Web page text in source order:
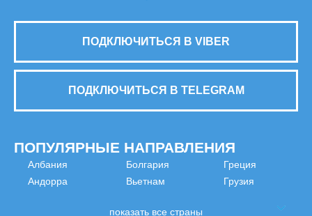
ПОДКЛЮЧИТЬСЯ В VIBER
ПОДКЛЮЧИТЬСЯ В TELEGRAM
ПОПУЛЯРНЫЕ НАПРАВЛЕНИЯ
Албания
Андорра
Болгария
Вьетнам
Греция
Грузия
показать все страны